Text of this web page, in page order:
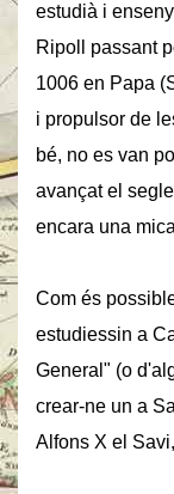
estudià i
Ripoll passant
1006 en Papa
i propulsor de
bé, no es van
avançat el
encara una
Com és
estudiessin a
General" (o
crear-ne un a
Alfons X el